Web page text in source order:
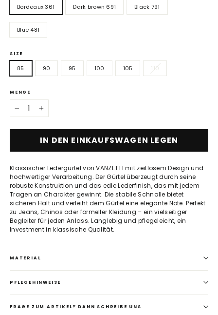
Bordeaux 361 Dark brown 691 Black 791
Blue 481
SIZE
85 90 95 100 105 110
MENGE
+
IN DEN EINKAUFSWAGEN LEGEN
Klassischer Ledergürtel von VANZETTI mit zeitlosem Design und
hochwertiger Verarbeitung. Der Gürtel überzeugt durch seine
robuste Konstruktion und das edle Lederfinish, das mit jedem
Tragen an Charakter gewinnt. Die stabile Schnalle bietet
sicheren Halt und verleiht dem Gürtel eine elegante Note. Perfekt
zu Jeans, Chinos oder formeller Kleidung – ein vielseitiger
Begleiter für jeden Anlass. Langlebig und pflegeleicht, ein
Investment in klassische Qualität.
MATERIAL
PFLEGEHINWEISE
FRAGE ZUM ARTIKEL? DANN SCHREIBE UNS